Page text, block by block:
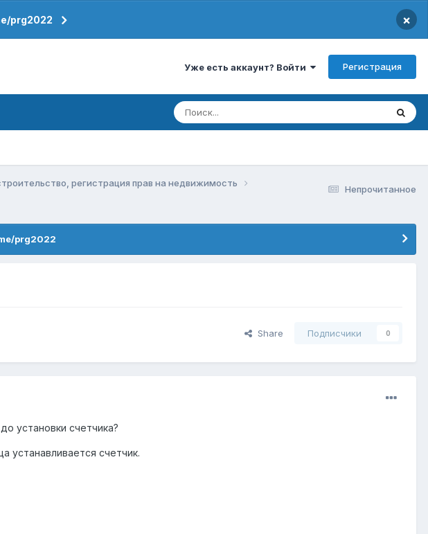
prg2022 ×
Уже есть аккаунт? Войти Регистрация
Непрочитанное
регистрация прав на недвижимость
prg2022
Share Подписчики 0
установки счетчика?
устанавливается счетчик.